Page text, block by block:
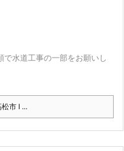
水道工事の一部をお願いし
松市 I ...